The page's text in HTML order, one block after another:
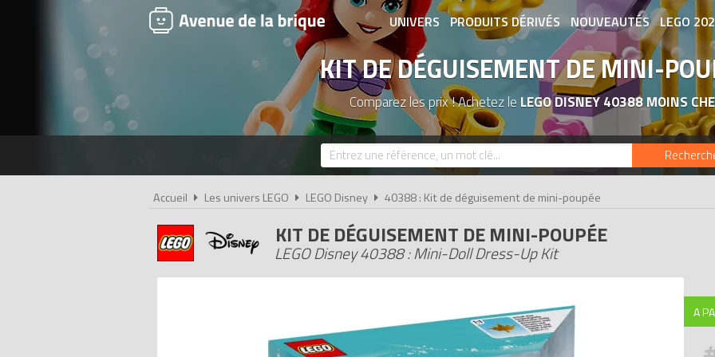
UNIVERS PRODUITS DÉRIVÉS NOUVEAUTÉS LEGO
ASSOCIATIONS DE FANS
KIT DE DÉGUISEMENT DE MINI-
Comparez les prix ! Achetez le LEGO DISNEY 40388 MOINS
Accueil Les univers LEGO LEGO Disney 40388 : Kit de déguisement de mini-poupée
KIT DE DÉGUISEMENT DE MINI-POUPÉE
LEGO Disney 40388 : Mini-Doll Dress-Up Kit
A